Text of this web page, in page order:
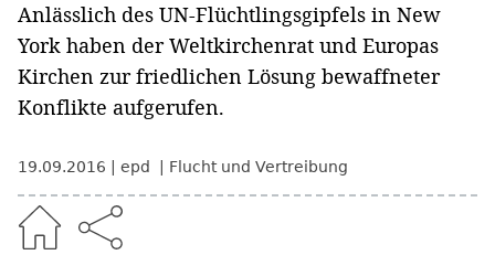
Anlässlich des UN-Flüchtlingsgipfels in New
York haben der Weltkirchenrat und Europas
Kirchen zur friedlichen Lösung bewaffneter
Konflikte aufgerufen.
19.09.2016 epd Flucht und Vertreibung